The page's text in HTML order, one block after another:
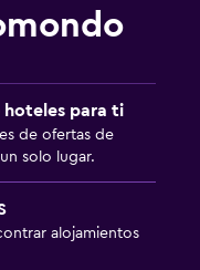
hoteles para ti
de ofertas de
solo lugar.
alojamientos